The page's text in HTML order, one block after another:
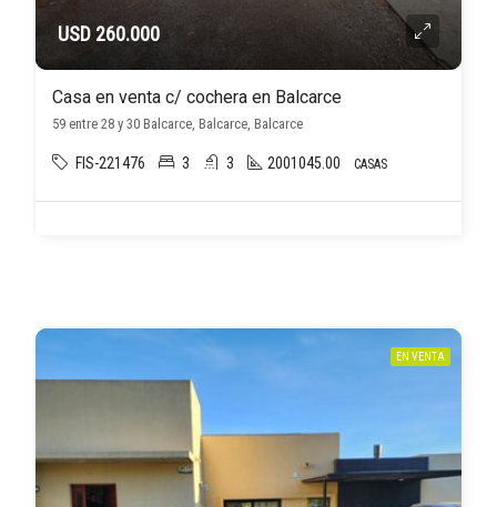
USD 260.000
Casa en venta c/ cochera en Balcarce
59 entre 28 y 30 Balcarce, Balcarce, Balcarce
FIS-221476 3 3 2001045.00 CASAS
EN VENTA